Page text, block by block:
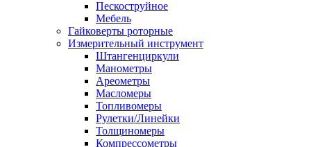
Пескоструйное
Мебель
Гайковерты роторные
Измерительный инструмент
Штангенциркули
Манометры
Ареометры
Масломеры
Топливомеры
Рулетки/Линейки
Толщиномеры
Компрессометры